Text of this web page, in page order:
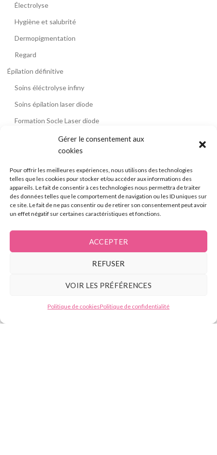
Gérer le consentement aux
cookies
Pour offrir les meilleures expériences, nous utilisons des technologies
telles que les cookies pour stocker et/ou accéder aux informations des
appareils. Le fait de consentir à ces technologies nous permettra de traiter
des données telles que le comportement de navigation ou les ID uniques sur
ce site. Le fait de ne pas consentir ou de retirer son consentement peut avoir
un effet négatif sur certaines caractéristiques et fonctions.
ACCEPTER
REFUSER
VOIR LES PRÉFÉRENCES
Politique de cookiesPolitique de confidentialité
Électrolyse
Hygiène et salubrité
Dermopigmentation
Regard
Épilation définitive
Soins éléctrolyse infiny
Soins épilation laser diode
Formation Socle Laser diode
Formation électrolyse
Témoignages
Blog
La formation épilation laser diode
L’électrolyse
Contact